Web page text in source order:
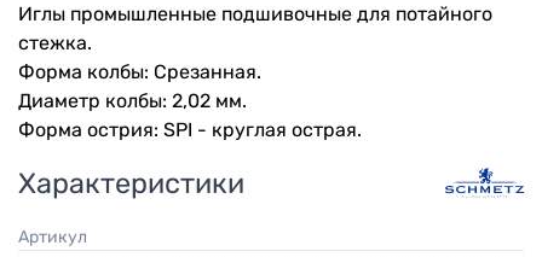
Иглы промышленные подшивочные для потайного
стежка.
Форма колбы: Срезанная.
Диаметр колбы: 2,02 мм.
Форма острия: SPI - круглая острая.
Характеристики
Артикул